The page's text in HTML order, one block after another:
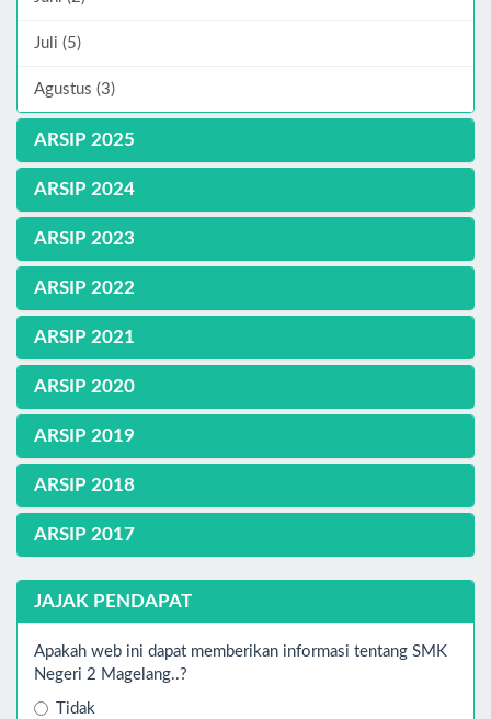
Juli (5)
Agustus (3)
ARSIP 2025
ARSIP 2024
ARSIP 2023
ARSIP 2022
ARSIP 2021
ARSIP 2020
ARSIP 2019
ARSIP 2018
ARSIP 2017
JAJAK PENDAPAT
Apakah web ini dapat memberikan informasi tentang SMK
Negeri 2 Magelang..?
Tidak